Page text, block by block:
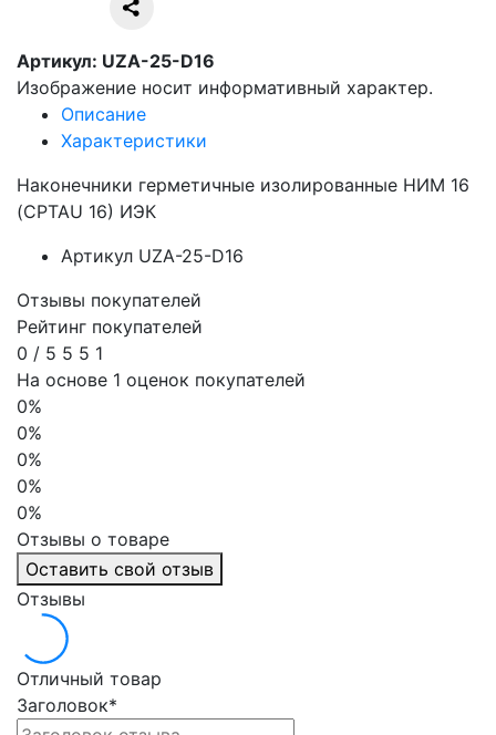
Артикул: UZA-25-D16
Изображение носит информативный характер.
Описание
Характеристики
Наконечники герметичные изолированные НИМ 16
(CPTAU 16) ИЭК
Артикул UZA-25-D16
Отзывы покупателей
Рейтинг покупателей
0 / 5 5 5 1
На основе 1 оценок покупателей
0%
0%
0%
0%
0%
Отзывы о товаре
Оставить свой отзыв
Отзывы
Отличный товар
Заголовок*